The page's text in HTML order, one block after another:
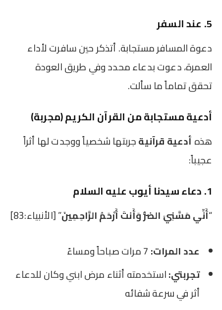
5. عند السفر
دعوة المسافر مستجابة. أتذكر حين سافرت لأداء
العمرة، دعوت بدعاء محدد وفي طريق العودة
تحقق تماماً ما سألت.
أدعية مستجابة من القرآن الكريم (مجربة)
هذهأدعية قرآنيةجربتها شخصياً ووجدت لها أثراً
عجيباً:
1. دعاء سيدنا أيوب عليه السلام
“أَنِّي مَسَّنِيَ الضُّرُّ وَأَنتَ أَرْحَمُ الرَّاحِمِينَ” [الأنبياء:83]
عدد المرات:
تجربتي:استخدمته أثناء مرض ابني وكان للدعاء
أثر في سرعة شفائه